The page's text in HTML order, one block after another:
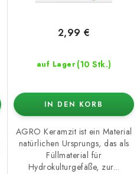
auf Lager (10 Stk.)
2,99 €
IN DEN KORB
AGRO Keramzit ist ein Material
natürlichen Ursprungs, das als
Füllmaterial für
Hydrokulturgefäße, zur...